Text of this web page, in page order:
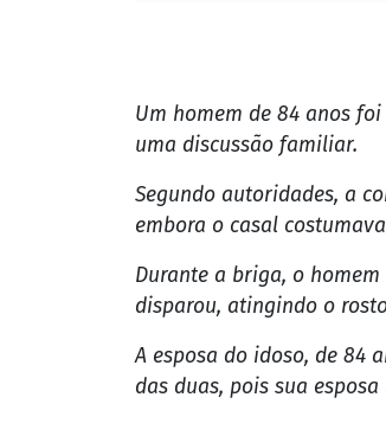
Um homem de 84 anos
uma discussão familiar.
Segundo autoridades, a
embora o casal
Durante a briga, o
disparou, atingindo o
A esposa do idoso, de 84
das duas, pois sua